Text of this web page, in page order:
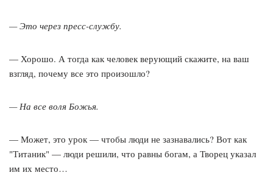
— Это через пресс-службу.
— Хорошо. А тогда как человек верующий скажите, на ваш
взгляд, почему все это произошло?
— На все воля Божья.
— Может, это урок — чтобы люди не зазнавались? Вот как
"Титаник" — люди решили, что равны богам, а Творец указал
им их место…